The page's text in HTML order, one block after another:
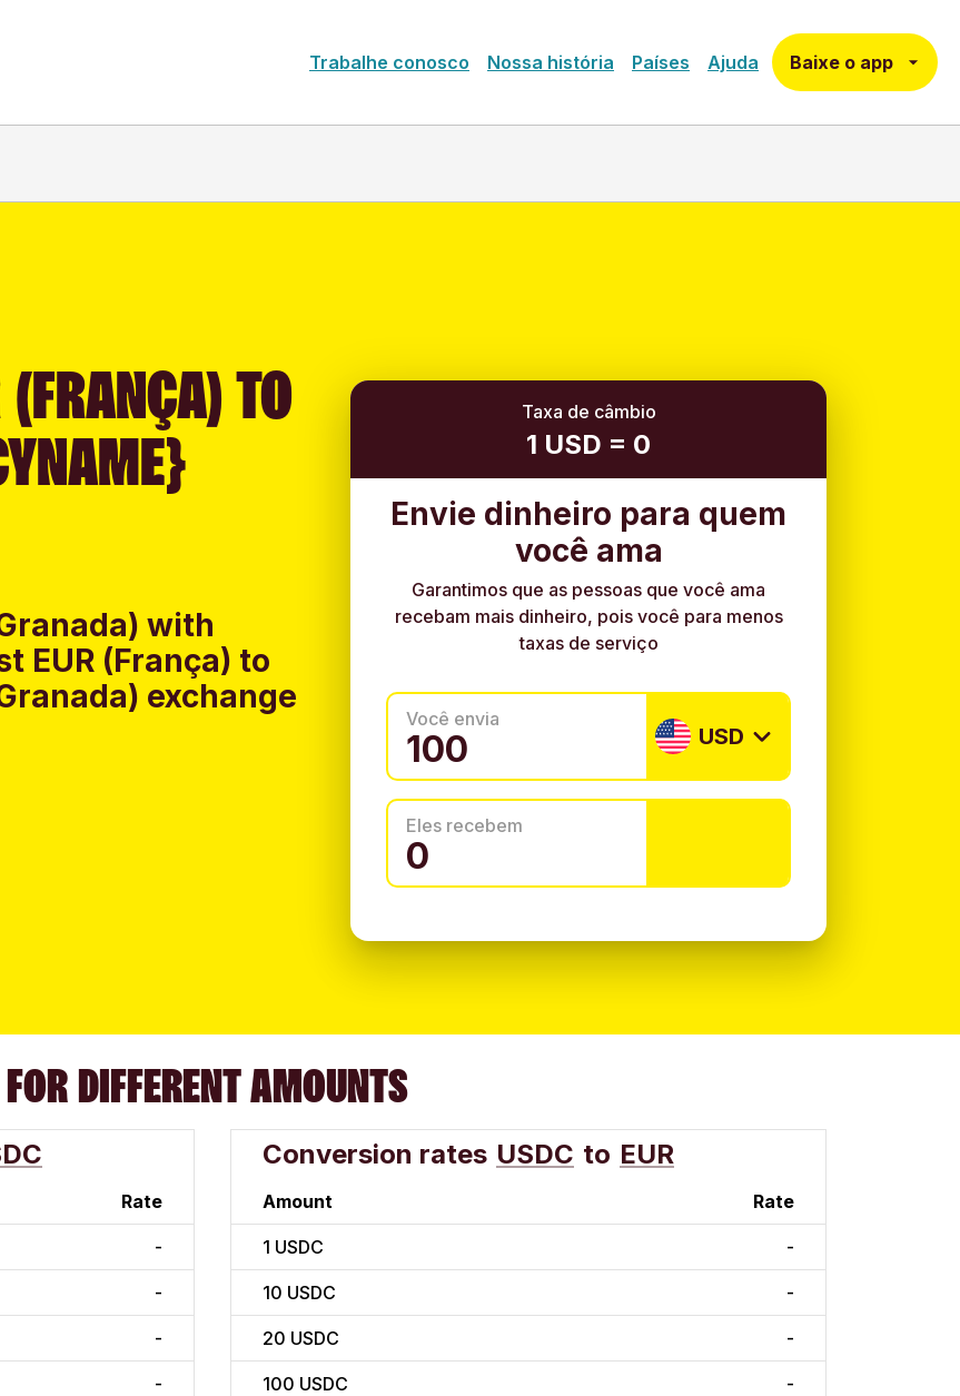
Trabalhe conosco Nossa história Países Ajuda Baixe o app
TO
with
EUR (França) to
exchange
Taxa de câmbio
1 USD = 0
Envie dinheiro para quem
você ama
Garantimos que as pessoas que você ama
recebam mais dinheiro, pois você para menos
taxas de serviço
Você envia
USD
Eles recebem
DIFFERENT AMOUNTS
Rate
-
-
-
-
Conversion rates USDC to EUR
Amount Rate
1 USDC -
10 USDC -
20 USDC -
100 USDC -